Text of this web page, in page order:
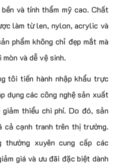
và tính thẩm mỹ cao. Chất
làm từ len, nylon, acrylic và
phẩm không chỉ đẹp mắt mà
và dễ vệ sinh.
tôi tiến hành nhập khẩu trực
dụng các công nghệ sản xuất
thiểu chi phí. Do đó, sản
cả cạnh tranh trên thị trường.
thường xuyên cung cấp các
giá và ưu đãi đặc biệt dành